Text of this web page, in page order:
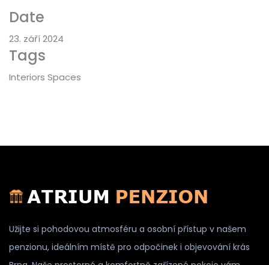
Date
23. září 2024
Tags
Interiors Spaces
Užijte si pohodovou atmosféru a osobní přístup v našem
penzionu, ideálním místě pro odpočinek i objevování krás